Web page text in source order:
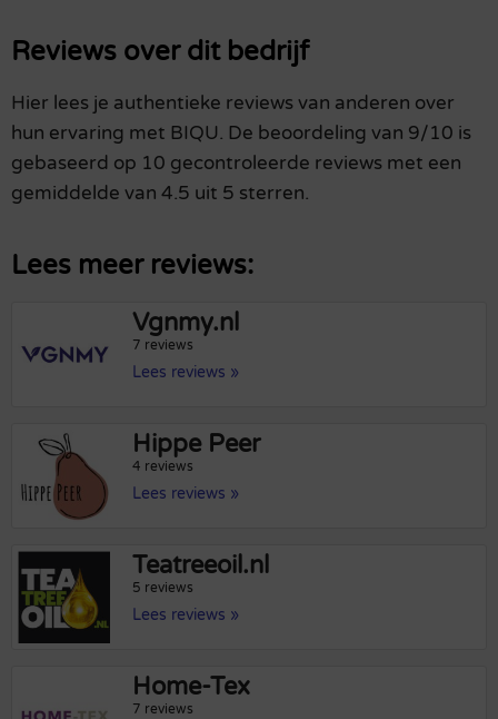
Reviews over dit bedrijf
Hier lees je authentieke reviews van anderen over
hun ervaring met BIQU. De beoordeling van 9/10 is
gebaseerd op 10 gecontroleerde reviews met een
gemiddelde van 4.5 uit 5 sterren.
Lees meer reviews:
Vgnmy.nl
7 reviews
Lees reviews »
Hippe Peer
4 reviews
Lees reviews »
Teatreeoil.nl
5 reviews
Lees reviews »
Home-Tex
7 reviews